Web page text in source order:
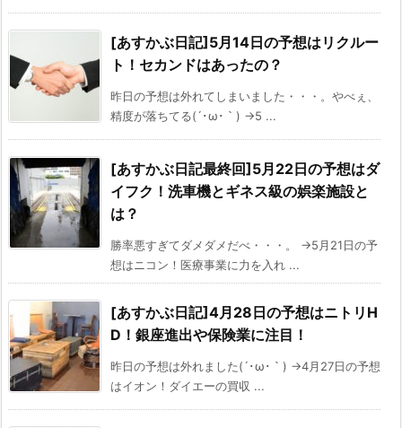
[あすかぶ日記]5月14日の予想はリクルー
ト！セカンドはあったの？
昨日の予想は外れてしまいました・・・。やべぇ、
精度が落ちてる(´･ω･｀) →5 ...
[あすかぶ日記最終回]5月22日の予想はダ
イフク！洗車機とギネス級の娯楽施設と
は？
勝率悪すぎてダメダメだべ・・・。 →5月21日の予
想はニコン！医療事業に力を入れ ...
[あすかぶ日記]4月28日の予想はニトリH
D！銀座進出や保険業に注目！
昨日の予想は外れました(´･ω･｀) →4月27日の予想
はイオン！ダイエーの買収 ...